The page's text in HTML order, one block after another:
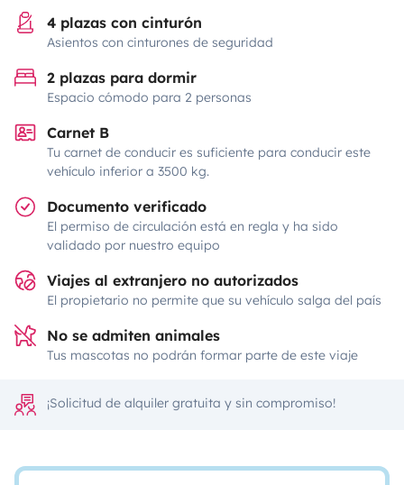
4 plazas con cinturón
Asientos con cinturones de seguridad
2 plazas para dormir
Espacio cómodo para 2 personas
Carnet B
Tu carnet de conducir es suficiente para conducir este
vehículo inferior a 3500 kg.
Documento verificado
El permiso de circulación está en regla y ha sido
validado por nuestro equipo
Viajes al extranjero no autorizados
El propietario no permite que su vehículo salga del país
No se admiten animales
Tus mascotas no podrán formar parte de este viaje
¡Solicitud de alquiler gratuita y sin compromiso!